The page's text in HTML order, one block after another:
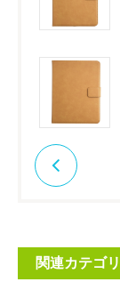
関連カテゴリ